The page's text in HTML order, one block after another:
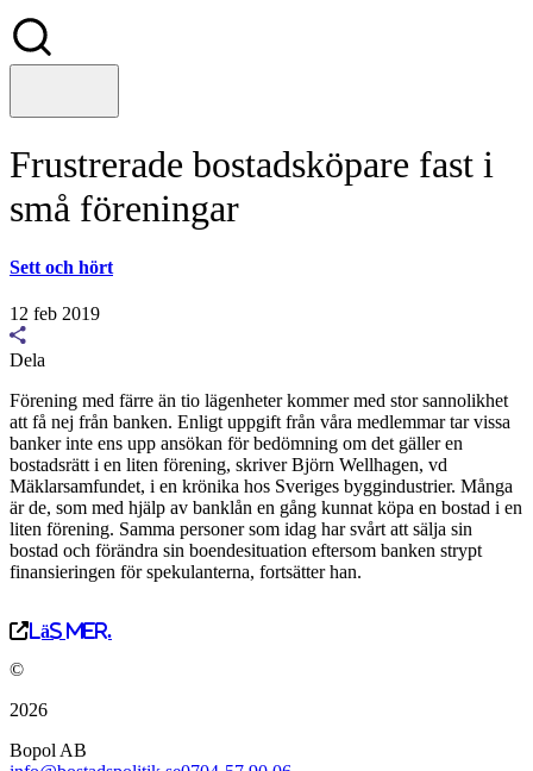
Frustrerade bostadsköpare fast i
små föreningar
Sett och hört
12 feb 2019
Dela
Förening med färre än tio lägenheter kommer med stor sannolikhet
att få nej från banken. Enligt uppgift från våra medlemmar tar vissa
banker inte ens upp ansökan för bedömning om det gäller en
bostadsrätt i en liten förening, skriver Björn Wellhagen, vd
Mäklarsamfundet, i en krönika hos Sveriges byggindustrier. Många
är de, som med hjälp av banklån en gång kunnat köpa en bostad i en
liten förening. Samma personer som idag har svårt att sälja sin
bostad och förändra sin boendesituation eftersom banken strypt
finansieringen för spekulanterna, fortsätter han.
Läs mer.
©
2026
Bopol AB